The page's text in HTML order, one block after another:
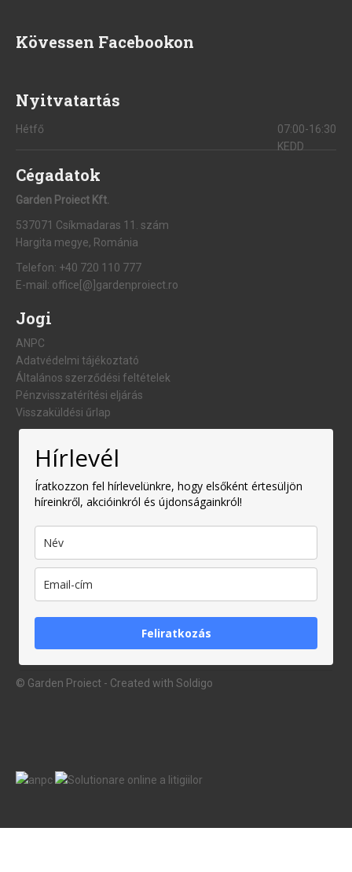
Kövessen Facebookon
Nyitvatartás
Hétfő
07:00-16:30
KEDD
Cégadatok
Garden Proiect Kft.
537071 Csíkmadaras 11. szám
Hargita megye, Románia
Telefon: +40 720 110 777
E-mail: office[@]gardenproiect.ro
Jogi
ANPC
Adatvédelmi tájékoztató
Általános szerződési feltételek
Pénzvisszatérítési eljárás
Visszaküldési űrlap
Hírlevél
Íratkozzon fel hírlevelünkre, hogy elsőként értesüljön
híreinkről, akcióinkról és újdonságainkról!
Feliratkozás
© Garden Proiect - Created with Soldigo